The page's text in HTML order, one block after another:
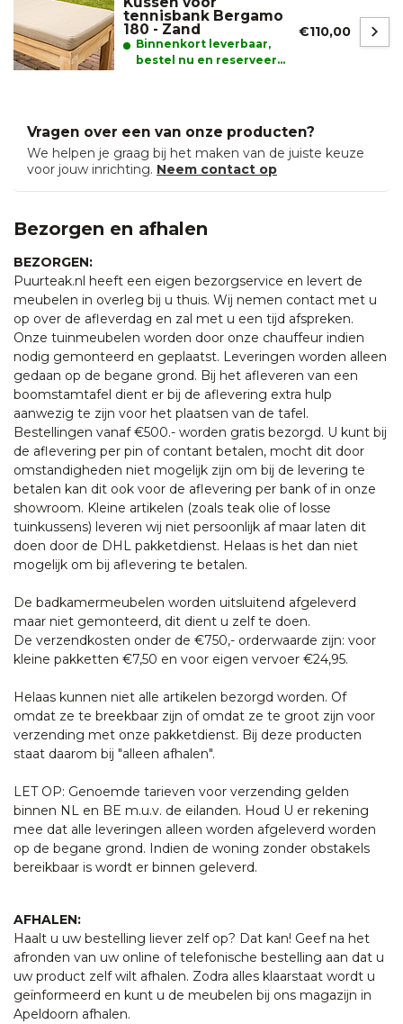
tennisbank Bergamo
180 - Zand
Binnenkort leverbaar,
bestel nu en reserveer
€110,00
Vragen over een van onze producten?
We helpen je graag bij het maken van de juiste keuze
voor jouw inrichting. Neem contact op
Bezorgen en afhalen
BEZORGEN:
Puurteak.nl heeft een eigen bezorgservice en levert de
meubelen in overleg bij u thuis. Wij nemen contact met u
op over de afleverdag en zal met u een tijd afspreken.
Onze tuinmeubelen worden door onze chauffeur indien
nodig gemonteerd en geplaatst. Leveringen worden alleen
gedaan op de begane grond. Bij het afleveren van een
boomstamtafel dient er bij de aflevering extra hulp
aanwezig te zijn voor het plaatsen van de tafel.
Bestellingen vanaf €500.- worden gratis bezorgd. U kunt bij
de aflevering per pin of contant betalen, mocht dit door
omstandigheden niet mogelijk zijn om bij de levering te
betalen kan dit ook voor de aflevering per bank of in onze
showroom. Kleine artikelen (zoals teak olie of losse
tuinkussens) leveren wij niet persoonlijk af maar laten dit
doen door de DHL pakketdienst. Helaas is het dan niet
mogelijk om bij aflevering te betalen.
De badkamermeubelen worden uitsluitend afgeleverd
maar niet gemonteerd, dit dient u zelf te doen.
De verzendkosten onder de €750,- orderwaarde zijn: voor
kleine pakketten €7,50 en voor eigen vervoer €24,95.
Helaas kunnen niet alle artikelen bezorgd worden. Of
omdat ze te breekbaar zijn of omdat ze te groot zijn voor
verzending met onze pakketdienst. Bij deze producten
staat daarom bij "alleen afhalen".
LET OP: Genoemde tarieven voor verzending gelden
binnen NL en BE m.u.v. de eilanden. Houd U er rekening
mee dat alle leveringen alleen worden afgeleverd worden
op de begane grond. Indien de woning zonder obstakels
bereikbaar is wordt er binnen geleverd.
AFHALEN:
Haalt u uw bestelling liever zelf op? Dat kan! Geef na het
afronden van uw online of telefonische bestelling aan dat u
uw product zelf wilt afhalen. Zodra alles klaarstaat wordt u
geïnformeerd en kunt u de meubelen bij ons magazijn in
Apeldoorn afhalen.